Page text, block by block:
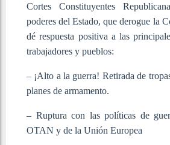
Cortes Constituyentes
poderes del Estado, que derogue la
dé respuesta positiva a las
trabajadores y pueblos:
– ¡Alto a la guerra! Retirada de
planes de armamento.
– Ruptura con las políticas de
OTAN y de la Unión Europea